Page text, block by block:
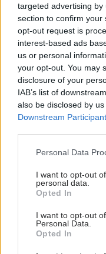
targeted advertising
section to confirm your
opt-out request is
interest-based ads
us or personal
your opt-out. You may
disclosure of your
IAB’s list of
also be disclosed by
Downstream
Please note that this
not limited to your visit
grant or deny consent
use your data for
consent section.
Personal Data
I want to opt-out
personal data.
Opted In
I want to opt-out
Personal Data.
Opted In